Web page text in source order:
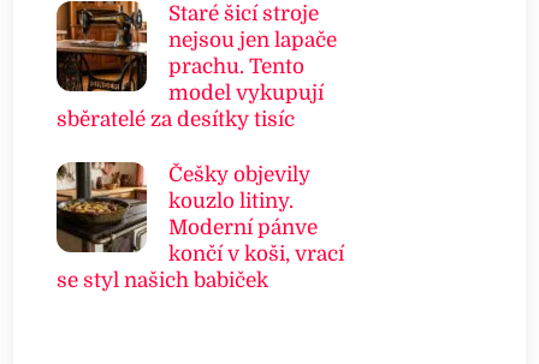
Staré šicí stroje
nejsou jen lapače
prachu. Tento
model vykupují
sběratelé za desítky tisíc
Češky objevily
kouzlo litiny.
Moderní pánve
končí v koši, vrací
se styl našich babiček